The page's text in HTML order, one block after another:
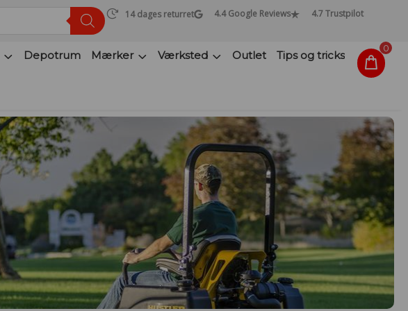
14 dages returret 4.4 Google Reviews 4.7 Trustpilot
Depotrum Mærker Værksted Outlet Tips og tricks
0